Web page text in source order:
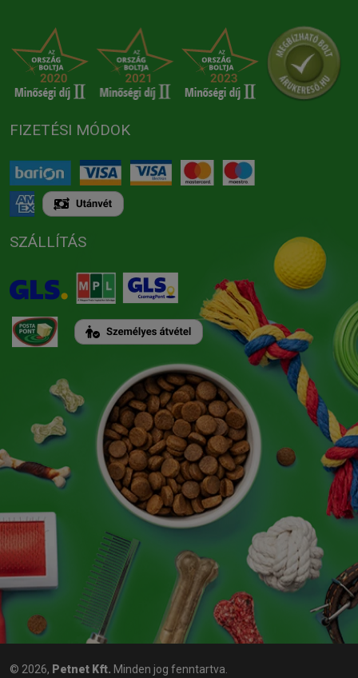
FIZETÉSI MÓDOK
SZÁLLÍTÁS
© 2026, Petnet Kft. Minden jog fenntartva.